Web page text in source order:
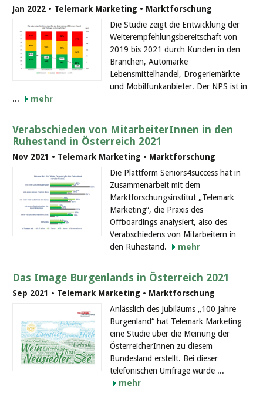
Jan 2022 • Telemark Marketing • Marktforschung
Die Studie zeigt die Entwicklung der
Weiterempfehlungsbereitschaft von
2019 bis 2021 durch Kunden in den
Branchen, Automarke
Lebensmittelhandel, Drogeriemärkte
und Mobilfunkanbieter. Der NPS ist in
...
mehr
Verabschieden von MitarbeiterInnen in den
Ruhestand in Österreich 2021
Nov 2021 • Telemark Marketing • Marktforschung
Die Plattform Seniors4success hat in
Zusammenarbeit mit dem
Marktforschungsinstitut „Telemark
Marketing“, die Praxis des
Offboardings analysiert, also des
Verabschiedens von Mitarbeitern in
den Ruhestand.
mehr
Das Image Burgenlands in Österreich 2021
Sep 2021 • Telemark Marketing • Marktforschung
Anlässlich des Jubiläums „100 Jahre
Burgenland“ hat Telemark Marketing
eine Studie über die Meinung der
ÖsterreicherInnen zu diesem
Bundesland erstellt. Bei dieser
telefonischen Umfrage wurde ...
mehr